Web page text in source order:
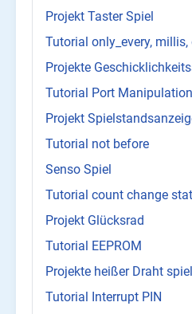
Projekt Taster Spiel
Tutorial only_every,
Projekte
Tutorial Port Manipulation
Projekt
Tutorial not before
Senso Spiel
Tutorial count change
Projekt Glücksrad
Tutorial EEPROM
Projekte heißer Draht spiel
Tutorial Interrupt PIN